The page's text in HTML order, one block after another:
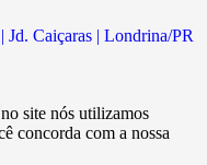
Jd. Caiçaras | Londrina/PR
site nós utilizamos
concorda com a nossa